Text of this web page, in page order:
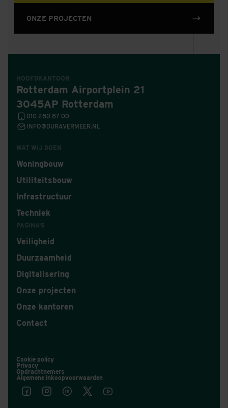
ONZE PROJECTEN
WAT WIJ DOEN
Woningbouw
Utiliteitsbouw
Infrastructuur
Techniek
PAGINA'S
Veiligheid
Duurzaamheid
Digitalisering
Onze projecten
Onze kantoren
Contact
HOOFDKANTOOR
Rotterdam Airportplein 21
3045AP Rotterdam
010 280 87 00
INFO@DURAVERMEER.NL
Cookie policy
Privacy
Opdrachtnemers
Algemene inkoopvoorwaarden